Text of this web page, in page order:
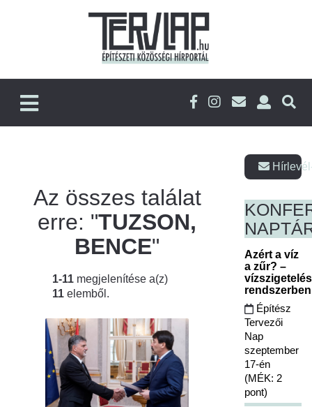
Az összes találat
erre: "TUZSON,
BENCE"
1-11 megjelenítése a(z)
11 elemből.
Azért a víz
a zűr? –
Építész
Tervezői
Nap
szeptember
17-én
(MÉK: 2
pont)